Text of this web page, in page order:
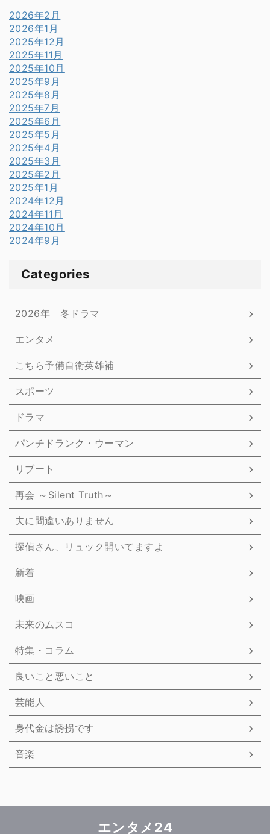
2026年2月
2026年1月
2025年12月
2025年11月
2025年10月
2025年9月
2025年8月
2025年7月
2025年6月
2025年5月
2025年4月
2025年3月
2025年2月
2025年1月
2024年12月
2024年11月
2024年10月
2024年9月
Categories
2026年 冬ドラマ
エンタメ
こちら予備自衛英雄補
スポーツ
ドラマ
パンチドランク・ウーマン
リブート
再会 ～Silent Truth～
夫に間違いありません
探偵さん、リュック開いてますよ
新着
映画
未来のムスコ
特集・コラム
良いこと悪いこと
芸能人
身代金は誘拐です
音楽
エンタメ24